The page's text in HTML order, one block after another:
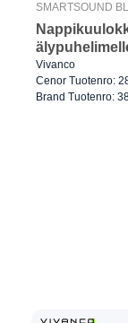
SMARTSOUND
Vivanco
Cenor Tuotenro:
Brand Tuotenro: